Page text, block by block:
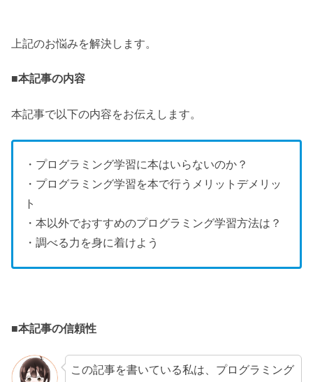
上記のお悩みを解決します。
■本記事の内容
本記事で以下の内容をお伝えします。
・プログラミング学習に本はいらないのか？
・プログラミング学習を本で行うメリットデメリッ
ト
・本以外でおすすめのプログラミング学習方法は？
・調べる力を身に着けよう
■本記事の信頼性
この記事を書いている私は、プログラミング